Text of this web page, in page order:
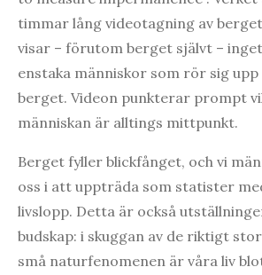
timmar lång videotagning av
visar – förutom berget självt –
enstaka människor som rör sig upp
berget. Videon punkterar prompt
människan är alltings mittpunkt.
Berget fyller blickfånget, och vi
oss i att uppträda som statister
livslopp. Detta är också
budskap: i skuggan av de riktigt
små naturfenomenen är våra liv